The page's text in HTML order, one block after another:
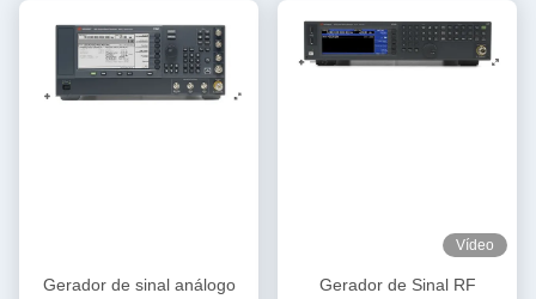
Gerador de sinal análogo
Vídeo
Gerador de Sinal RF